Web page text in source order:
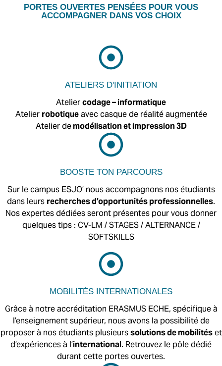
PORTES OUVERTES PENSÉES POUR VOUS
ACCOMPAGNER DANS VOS CHOIX
ATELIERS D'INITIATION
Ateliercodage – informatique
Atelier robotiqueavec casque de réalité augmentée
Atelier demodélisation et impression 3D
BOOSTE TON PARCOURS
Sur le campus ESJO’ nous accompagnons nos étudiants
dans leurs recherches d’opportunités professionnelles.
Nos expertes dédiées seront présentes pour vous donner
quelques tips : CV-LM / STAGES / ALTERNANCE /
SOFTSKILLS
MOBILITÉS INTERNATIONALES
Grâce à notre accréditation ERASMUS ECHE, spécifique à
l’enseignement supérieur, nous avons la possibilité de
proposer à nos étudiants plusieurssolutions de mobilitéset
d’expériences à l’international. Retrouvez le pôle dédié
durant cette portes ouvertes.